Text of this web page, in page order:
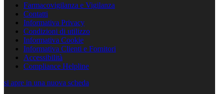
Farmacovigilanza e Vigilanza
Contatti
Informativa Privacy
Condizioni di utilizzo
Informativa Cookie
Informativa Clienti e Fornitori
Accessibilità
Compliance Helpline
si apre in una nuova scheda